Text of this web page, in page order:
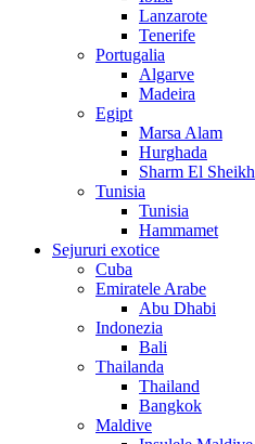
Lanzarote
Tenerife
Portugalia
Algarve
Madeira
Egipt
Marsa Alam
Hurghada
Sharm El Sheikh
Tunisia
Tunisia
Hammamet
Sejururi exotice
Cuba
Emiratele Arabe
Abu Dhabi
Indonezia
Bali
Thailanda
Thailand
Bangkok
Maldive